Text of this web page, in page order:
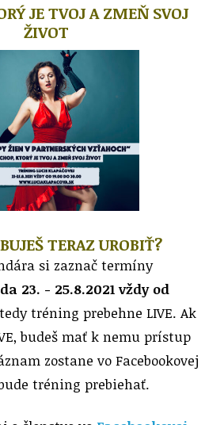
JE TVOJ A ZMEŇ SVOJ
ŽIVOT
TERAZ UROBIŤ?
si zaznač termíny
23. - 25.8.2021 vždy od
tréning prebehne LIVE. Ak
budeš mať k nemu prístup
zostane vo Facebookovej
tréning prebiehať.